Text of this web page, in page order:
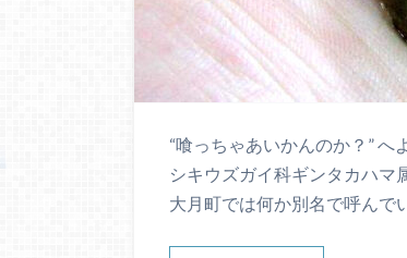
“喰っちゃあいかんのか？”
シキウズガイ科ギンタカハマ
大月町では何か別名で呼んで